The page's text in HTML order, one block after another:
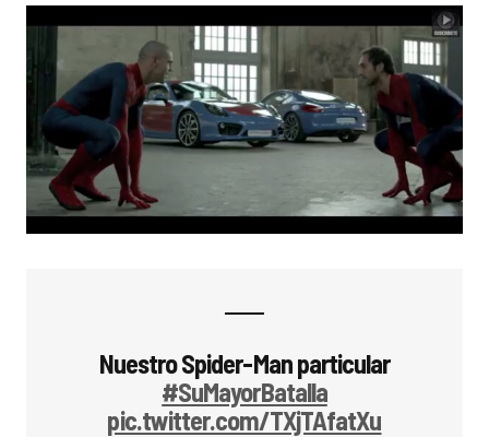
Nuestro Spider-Man particular
#SuMayorBatalla
pic.twitter.com/TXjTAfatXu